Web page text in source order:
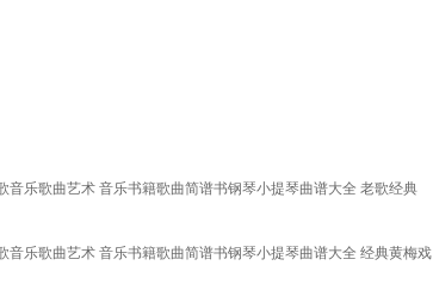
乐歌曲艺术 音乐书籍歌曲简谱书钢琴小提琴曲谱大全 老歌经典
乐歌曲艺术 音乐书籍歌曲简谱书钢琴小提琴曲谱大全 经典黄梅戏